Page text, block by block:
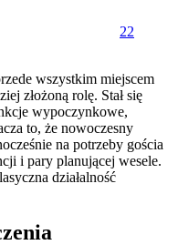
22
wszystkim miejscem
złożoną rolę. Stał się
wypoczynkowe,
to, że nowoczesny
na potrzeby gościa
i pary planującej wesele.
działalność